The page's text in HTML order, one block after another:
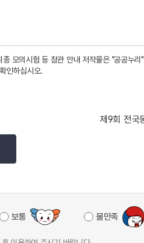
모의시험 등 참관 안내 저작물은 "공공누리"
인하십시오.
보통 불만족